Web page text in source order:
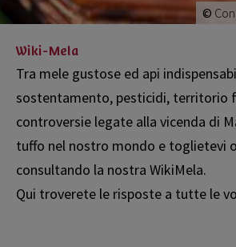
©
Wiki-Mela
Tra mele gustose ed api
sostentamento, pesticidi, territorio
controversie legate alla vicenda di
tuffo nel nostro mondo e toglietevi
consultando la nostra WikiMela.
Qui troverete le risposte a tutte le